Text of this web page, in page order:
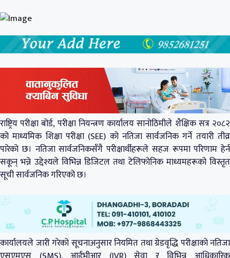
राष्ट्रिय परीक्षा बोर्ड, परीक्षा नियन्त्रण कार्यालय सानोठिमीले शैक्षिक सत्र २०८२
को माध्यमिक शिक्षा परीक्षा (SEE) को नतिजा सार्वजनिक गर्ने तयारी तीव्र
पारेको छ। नतिजा सार्वजनिकसँगै परीक्षार्थीहरूले सहज रूपमा परिणाम हेर्न
सकून् भन्ने उद्देश्यले विभिन्न डिजिटल तथा टेलिफोनिक माध्यमहरूको विस्तृत
सूची सार्वजनिक गरिएको छ।
कार्यालयले जारी गरेको सूचनाअनुसार नियमित तथा ग्रेडवृद्धि परीक्षाको नतिजा